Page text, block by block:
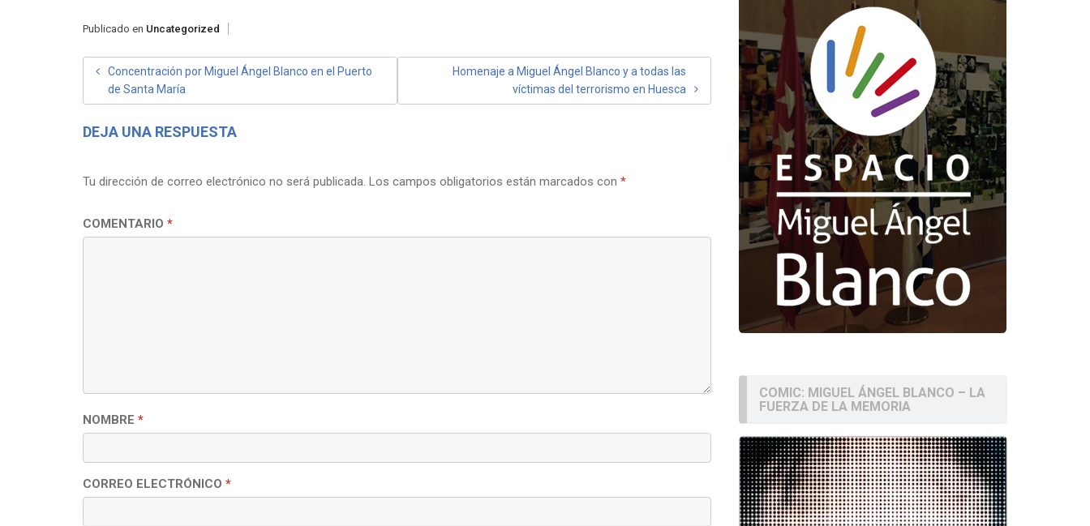
Publicado en Uncategorized
NAVEGACIÓN
DE
ENTRADAS
Concentración por Miguel Ángel Blanco en el Puerto
de Santa María
Homenaje a Miguel Ángel Blanco y a todas las
víctimas del terrorismo en Huesca
DEJA UNA RESPUESTA
Tu dirección de correo electrónico no será publicada. Los campos obligatorios están marcados con *
COMENTARIO *
NOMBRE *
CORREO ELECTRÓNICO *
COMIC: MIGUEL ÁNGEL BLANCO – LA
FUERZA DE LA MEMORIA